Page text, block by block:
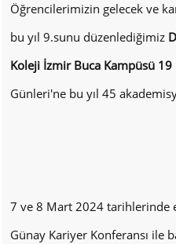
Öğrencilerimizin gelecek ve
bu yıl 9.sunu düzenlediğimiz
Koleji İzmir Buca Kampüsü
Günleri'ne bu yıl 45
7 ve 8 Mart 2024 tarihlerinde
Günay Kariyer Konferansı ile